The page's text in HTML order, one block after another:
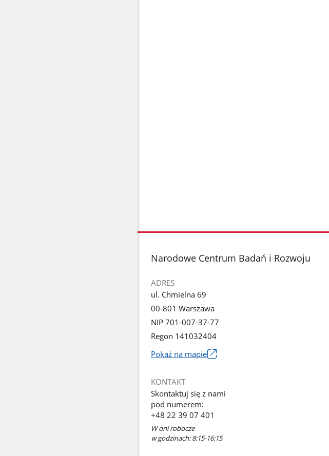
stopka
Narodowe Centrum Badań i Rozwoju
ADRES
ul. Chmielna 69
00-801 Warszawa
NIP 701-007-37-77
Regon 141032404
Pokaż na mapie
się
w
nowym
oknie
KONTAKT
Skontaktuj się z nami
pod numerem:
+48 22 39 07 401
W dni robocze
w godzinach: 8:15-16:15